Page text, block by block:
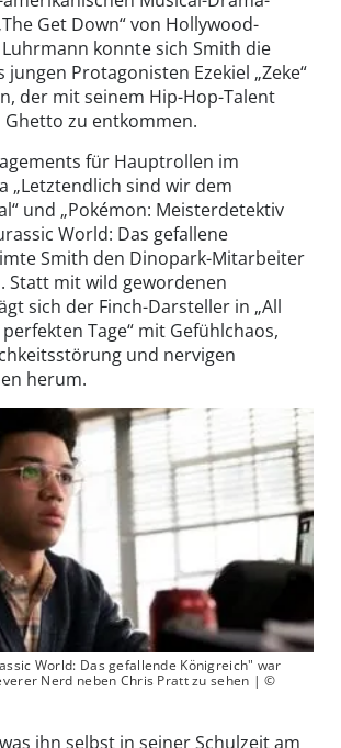
Get Down“ von Hollywood-
Luhrmann konnte sich Smith die
Protagonisten Ezekiel „Zeke“
der mit seinem Hip-Hop-Talent
zu entkommen.
für Hauptrollen im
„Letztendlich sind wir dem
und „Pokémon: Meisterdetektiv
World: Das gefallene
Smith den Dinopark-Mitarbeiter
Statt mit wild gewordenen
sich der Finch-Darsteller in „All
Tage“ mit Gefühlchaos,
und nervigen
herum.
World: Das gefallende Königreich" war
Nerd neben Chris Pratt zu sehen | ©
ihn selbst in seiner Schulzeit am